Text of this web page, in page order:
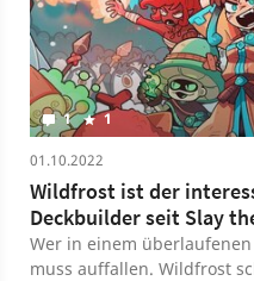
1 1
01.10.2022
Wildfrost ist der
Deckbuilder seit Slay
Wer in einem
muss auffallen. Wildfrost